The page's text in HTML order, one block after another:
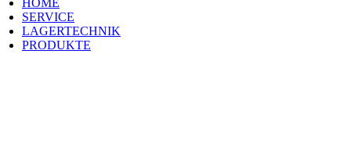
HOME
SERVICE
LAGERTECHNIK
PRODUKTE